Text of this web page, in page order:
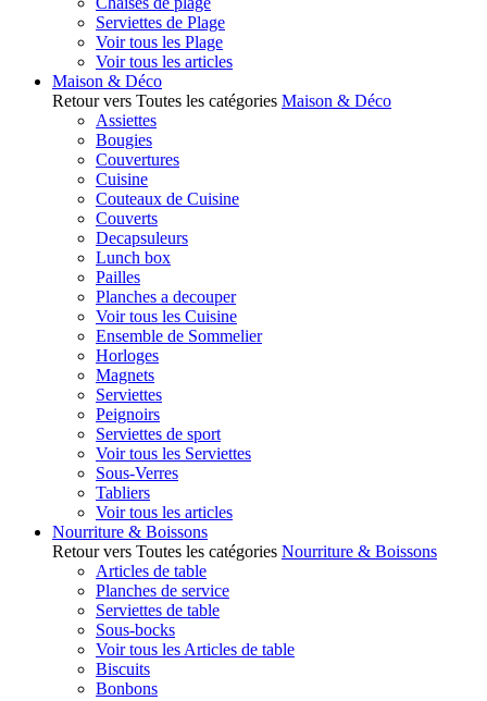
Serviettes de Plage
Voir tous les Plage
Voir tous les articles
Maison & Déco
Retour vers Toutes les catégories Maison & Déco
Assiettes
Bougies
Couvertures
Cuisine
Couteaux de Cuisine
Couverts
Decapsuleurs
Lunch box
Pailles
Planches a decouper
Voir tous les Cuisine
Ensemble de Sommelier
Horloges
Magnets
Serviettes
Peignoirs
Serviettes de sport
Voir tous les Serviettes
Sous-Verres
Tabliers
Voir tous les articles
Nourriture & Boissons
Retour vers Toutes les catégories Nourriture & Boissons
Articles de table
Planches de service
Serviettes de table
Sous-bocks
Voir tous les Articles de table
Biscuits
Bonbons